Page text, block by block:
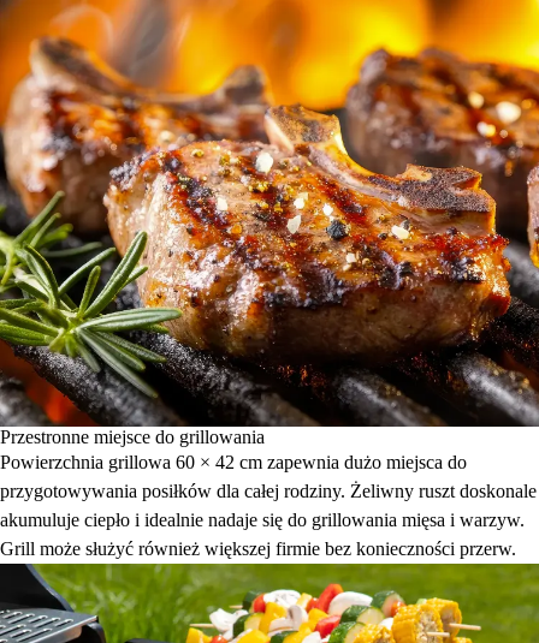
Przestronne miejsce do grillowania
Powierzchnia grillowa 60 × 42 cm zapewnia dużo miejsca do
przygotowywania posiłków dla całej rodziny. Żeliwny ruszt doskonale
akumuluje ciepło i idealnie nadaje się do grillowania mięsa i warzyw.
Grill może służyć również większej firmie bez konieczności przerw.